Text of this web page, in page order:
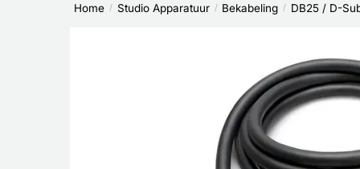
Home / Studio Apparatuur / Bekabeling / DB25 / D-